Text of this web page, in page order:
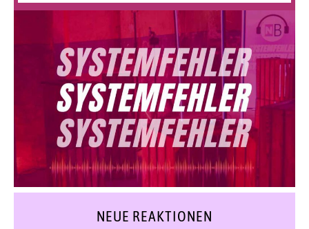
NEUE REAKTIONEN